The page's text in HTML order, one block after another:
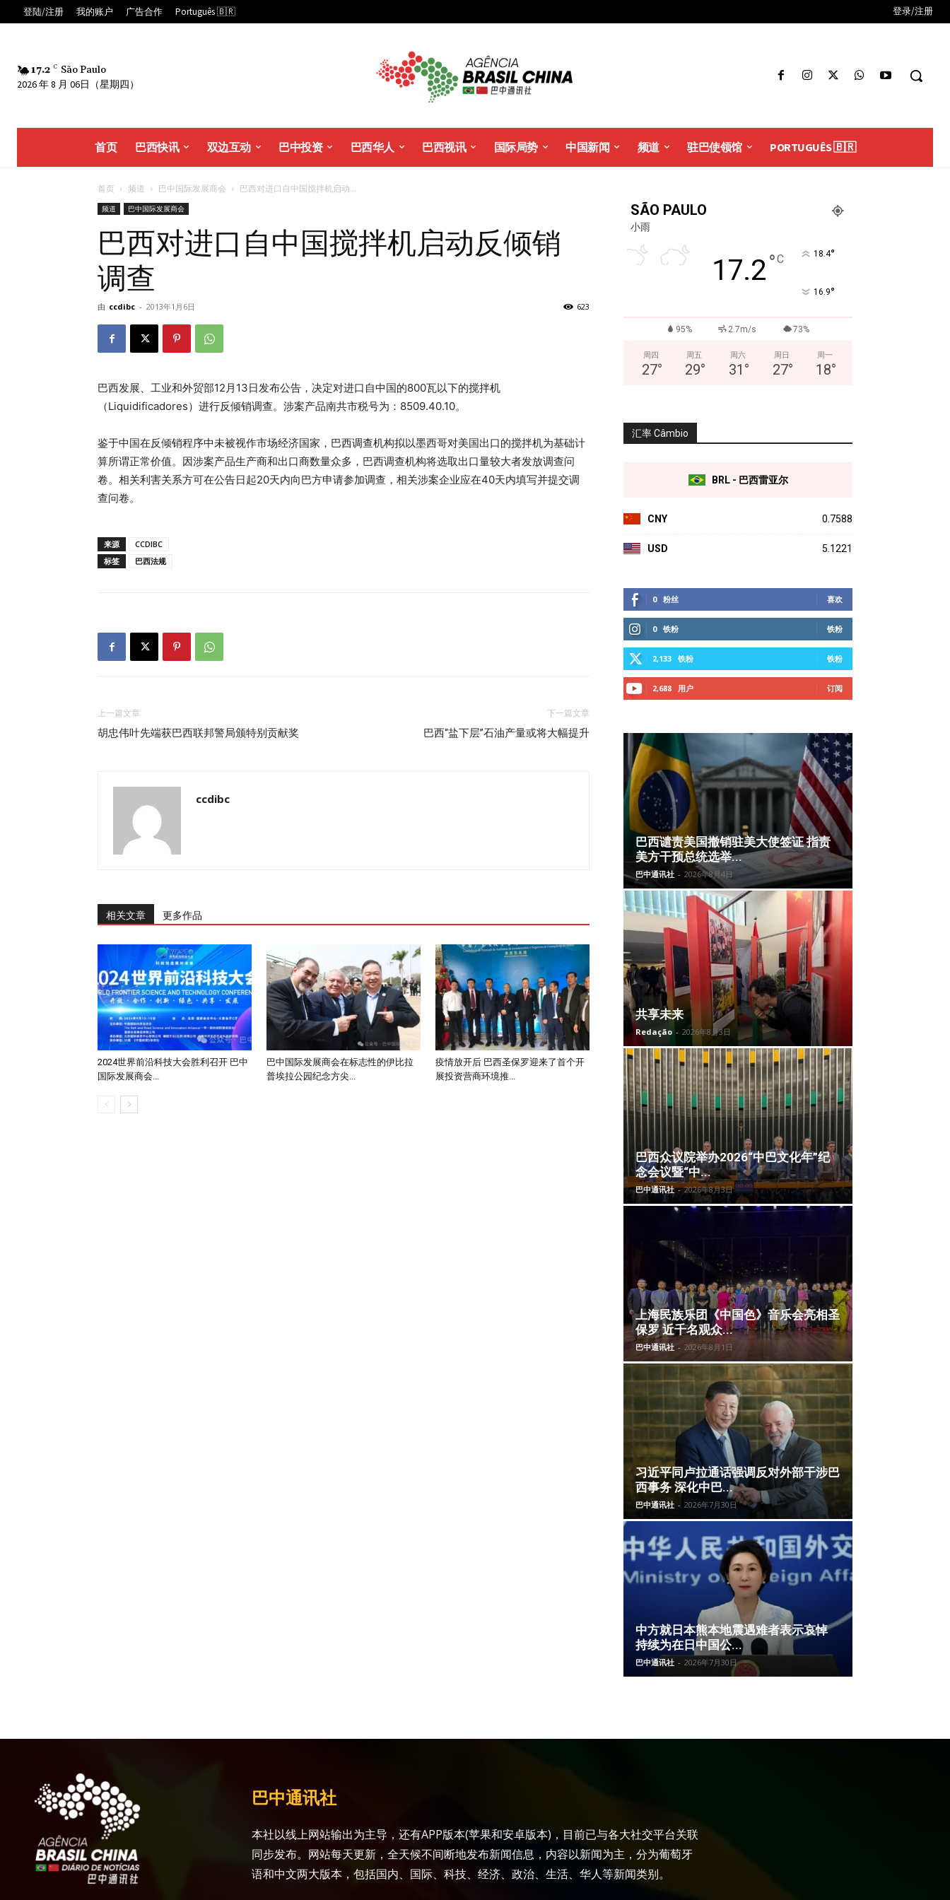
登陆/注册 我的账户 广告合作 Português 🇧🇷 登录/注册
17.2 C São Paulo
2026 年 8 月 06日（星期四）
首页 巴西快讯 双边互动 巴中投资 巴西华人 巴西视讯 国际局势 中国新闻 频道 驻巴使领馆 PORTUGUÊS 🇧🇷
首页 频道 巴中国际发展商会 巴西对进口自中国搅拌机启动...
频道 巴中国际发展商会
巴西对进口自中国搅拌机启动反倾销
调查
由 ccdibc - 2013年1月6日 623
巴西发展、工业和外贸部12月13日发布公告，决定对进口自中国的800瓦以下的搅拌机
（Liquidificadores）进行反倾销调查。涉案产品南共市税号为：8509.40.10。
鉴于中国在反倾销程序中未被视作市场经济国家，巴西调查机构拟以墨西哥对美国出口的搅拌机为基础计
算所谓正常价值。因涉案产品生产商和出口商数量众多，巴西调查机构将选取出口量较大者发放调查问
卷。相关利害关系方可在公告日起20天内向巴方申请参加调查，相关涉案企业应在40天内填写并提交调
查问卷。
来源
CCDIBC
标签
巴西法规
上一篇文章
胡忠伟叶先端获巴西联邦警局颁特别贡献奖
下一篇文章
巴西“盐下层”石油产量或将大幅提升
ccdibc
相关文章 更多作品
2024世界前沿科技大会胜利召开 巴中
国际发展商会...
巴中国际发展商会在标志性的伊比拉
普埃拉公园纪念方尖...
疫情放开后 巴西圣保罗迎来了首个开
展投资营商环境推...
SÃO PAULO
小雨
17.2°C 18.4°
16.9°
95% 2.7m/s 73%
周四
27°
周五
29°
周六
31 °
周日
27°
周一
18°
汇率 Câmbio
BRL - 巴西雷亚尔
CNY 0.7588
USD 5.1221
0 粉丝 喜欢
0 铁粉 铁粉
2,133 铁粉 铁粉
2,688 用户 订阅
巴西谴责美国撤销驻美大使签证 指责
美方干预总统选举...
巴中通讯社 - 2026年8月4日
共享未来
Redação - 2026年8月3日
巴西众议院举办2026“中巴文化年”纪
念会议暨“中...
巴中通讯社 - 2026年8月3日
上海民族乐团《中国色》音乐会亮相圣
保罗 近千名观众...
巴中通讯社 - 2026年8月1日
习近平同卢拉通话强调反对外部干涉巴
西事务 深化中巴...
巴中通讯社 - 2026年7月30日
中方就日本熊本地震遇难者表示哀悼
持续为在日中国公...
巴中通讯社 - 2026年7月30日
巴中通讯社
本社以线上网站输出为主导，还有APP版本(苹果和安卓版本)，目前已与各大社交平台关联
同步发布。网站每天更新，全天候不间断地发布新闻信息，内容以新闻为主，分为葡萄牙
语和中文两大版本，包括国内、国际、科技、经济、政治、生活、华人等新闻类别。